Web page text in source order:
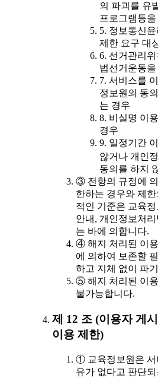
의 파괴를 유
프로그램등
5. 정보통신
제한 요구 대
6. 선거관리
법선거운동
7. 서비스를
정보원의 동
는 경우
8. 비실명 이
경우
9. 일정기간
않거나 개인
동의를 하지
③ 전항의 규정에
한하는 경우와 제
적인 기준은 교육
안내, 개인정보처
는 바에 의합니다.
④ 해지 처리된 이
에 의하여 보존할
하고 지체 없이 파
⑤ 해지 처리된 이용
불가능합니다.
제 12 조 (이용자 게
이용 제한)
① 교육정보원은 서
유가 없다고 판단